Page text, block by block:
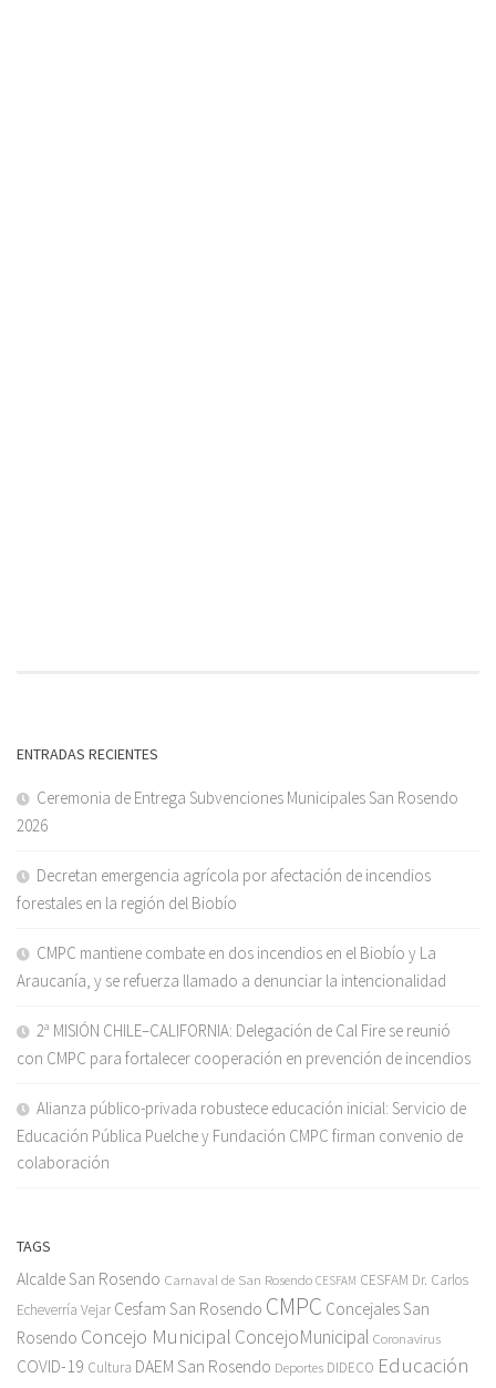
ENTRADAS RECIENTES
Ceremonia de Entrega Subvenciones Municipales San Rosendo
2026
Decretan emergencia agrícola por afectación de incendios
forestales en la región del Biobío
CMPC mantiene combate en dos incendios en el Biobío y La
Araucanía, y se refuerza llamado a denunciar la intencionalidad
2ª MISIÓN CHILE–CALIFORNIA: Delegación de Cal Fire se reunió
con CMPC para fortalecer cooperación en prevención de incendios
Alianza público-privada robustece educación inicial: Servicio de
Educación Pública Puelche y Fundación CMPC firman convenio de
colaboración
TAGS
Alcalde San Rosendo Carnaval de San Rosendo CESFAM CESFAM Dr. Carlos
Echeverría Vejar Cesfam San Rosendo CMPC Concejales San
Rosendo Concejo Municipal ConcejoMunicipal Coronavirus
COVID-19 Cultura DAEM San Rosendo Deportes DIDECO Educación